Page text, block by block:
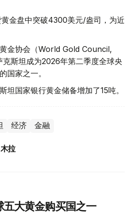
金盘中突破4300美元/盎司，为近
黄金协会（World Gold Council,
斯坦成为2026年第二季度全球央
国家之一。
坦国家银行黄金储备增加了15吨。
经济 金融
拉
大黄金购买国之一